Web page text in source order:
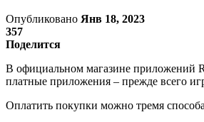
Опубликовано Янв 18, 2023
357
Поделится
В официальном магазине приложений
платные приложения – прежде всего
Оплатить покупки можно тремя